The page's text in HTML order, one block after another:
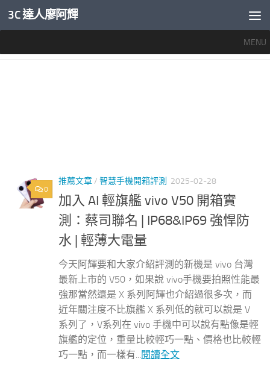
內文下方
3C 達人廖阿輝
MENU
0
推薦文章/ 智慧手機開箱評測 2025-02-28
加入 AI 輕旗艦 vivo V50 開箱實
測：蔡司聯名 | IP68&IP69 強悍防
水 | 輕薄大電量
今天阿輝要和大家介紹評測的新機是 vivo 台灣
最新上市的 V50，如果說 vivo手機要拍照性能最
強那當然還是 X 系列阿輝也介紹過很多次，而
近年關注度不比旗艦 X 系列低的就可以說是 V
系列了，V系列在 vivo 手機中可以說有點像是輕
旗艦的定位，重量比較輕巧一點、價格也比較輕
巧一點，而一樣有...閱讀全文